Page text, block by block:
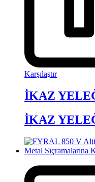
Karşılaştır
İKAZ
İKAZ